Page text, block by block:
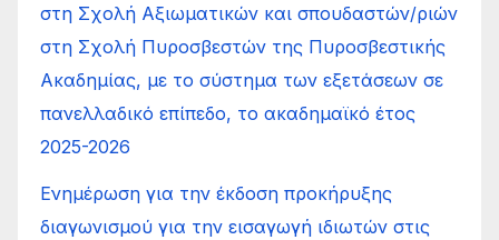
στη Σχολή Αξιωματικών και σπουδαστών/ριών
στη Σχολή Πυροσβεστών της Πυροσβεστικής
Ακαδημίας, με το σύστημα των εξετάσεων σε
πανελλαδικό επίπεδο, το ακαδημαϊκό έτος
2025-2026
Ενημέρωση για την έκδοση προκήρυξης
διαγωνισμού για την εισαγωγή ιδιωτών στις